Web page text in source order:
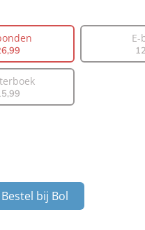
Octavia Butler
26,99
,99
E-
12
,99
Bestel bij Bol